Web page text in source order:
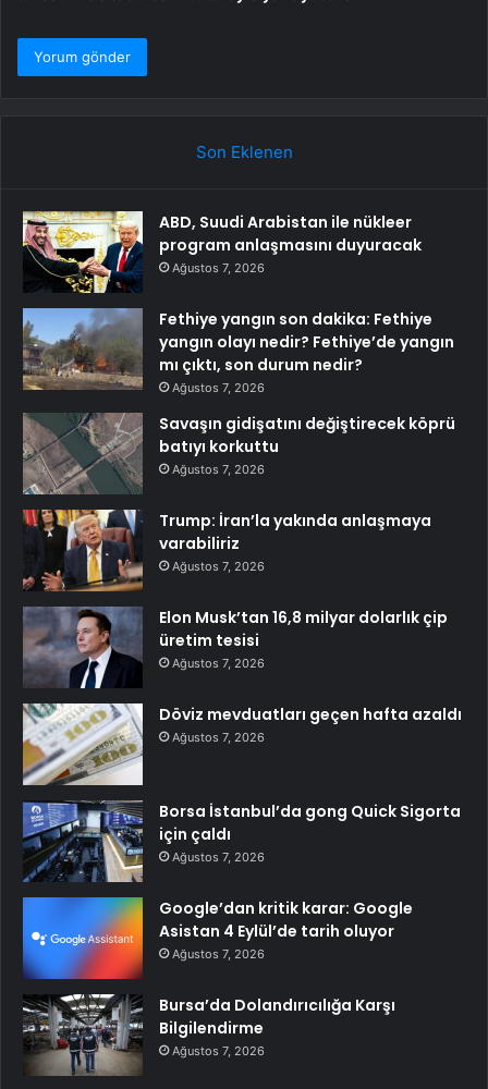
Son Eklenen
ABD, Suudi Arabistan ile nükleer
program anlaşmasını duyuracak
Ağustos 7, 2026
Fethiye yangın son dakika: Fethiye
yangın olayı nedir? Fethiye’de yangın
mı çıktı, son durum nedir?
Ağustos 7, 2026
Savaşın gidişatını değiştirecek köprü
batıyı korkuttu
Ağustos 7, 2026
Trump: İran’la yakında anlaşmaya
varabiliriz
Ağustos 7, 2026
Elon Musk’tan 16,8 milyar dolarlık çip
üretim tesisi
Ağustos 7, 2026
Döviz mevduatları geçen hafta azaldı
Ağustos 7, 2026
Borsa İstanbul’da gong Quick Sigorta
için çaldı
Ağustos 7, 2026
Google’dan kritik karar: Google
Asistan 4 Eylül’de tarih oluyor
Ağustos 7, 2026
Bursa’da Dolandırıcılığa Karşı
Bilgilendirme
Ağustos 7, 2026